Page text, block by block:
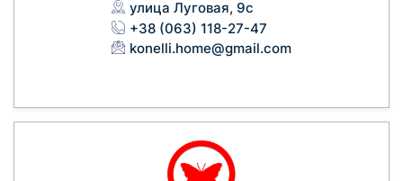
улица Луговая, 9с
+38 (063) 118-27-47
konelli.home@gmail.com